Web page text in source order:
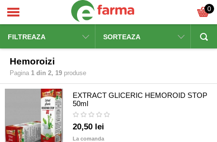
0
FILTREAZA SORTEAZA
Hemoroizi
Pagina 1 din 2, 19 produse
EXTRACT GLICERIC HEMOROID STOP
50ml
20,50 lei
La comanda